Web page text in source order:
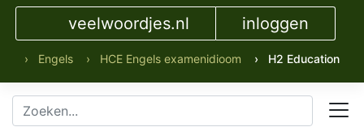
veelwoordjes.nl inloggen
› Engels › HCE Engels examenidioom › H2 Education